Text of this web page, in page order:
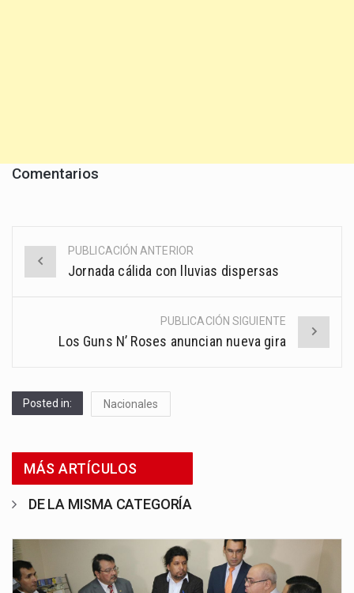
Comentarios
Post
PUBLICACIÓN ANTERIOR
Jornada cálida con lluvias dispersas
PUBLICACIÓN SIGUIENTE
Los Guns N’ Roses anuncian nueva gira
Posted in: Nacionales
MÁS ARTÍCULOS
DE LA MISMA CATEGORÍA